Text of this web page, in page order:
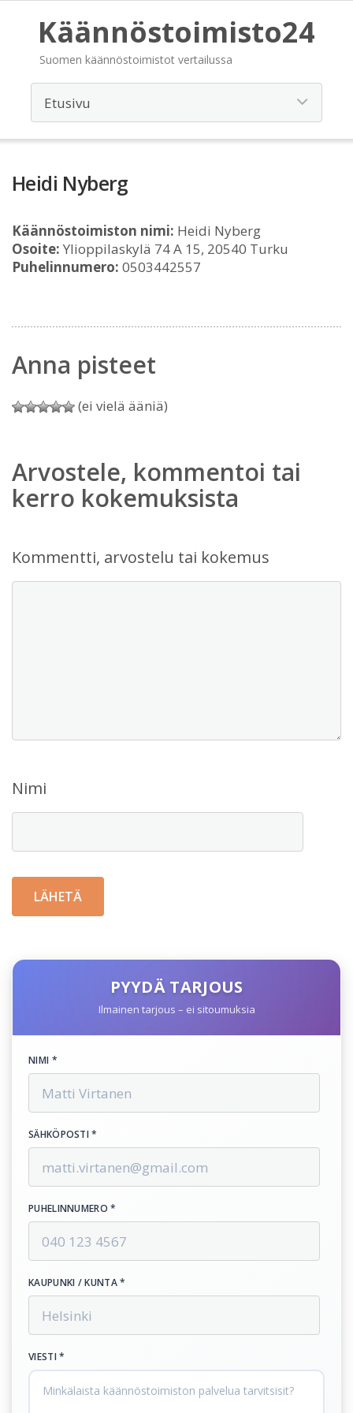
Käännöstoimisto24
Suomen käännöstoimistot vertailussa
Heidi Nyberg
Käännöstoimiston nimi: Heidi Nyberg
Osoite: Ylioppilaskylä 74 A 15, 20540 Turku
Puhelinnumero: 0503442557
Anna pisteet
(ei vielä ääniä)
Arvostele, kommentoi tai
kerro kokemuksista
Kommentti, arvostelu tai kokemus
Nimi
PYYDÄ TARJOUS
Ilmainen tarjous – ei sitoumuksia
NIMI *
SÄHKÖPOSTI *
PUHELINNUMERO *
KAUPUNKI / KUNTA *
VIESTI *